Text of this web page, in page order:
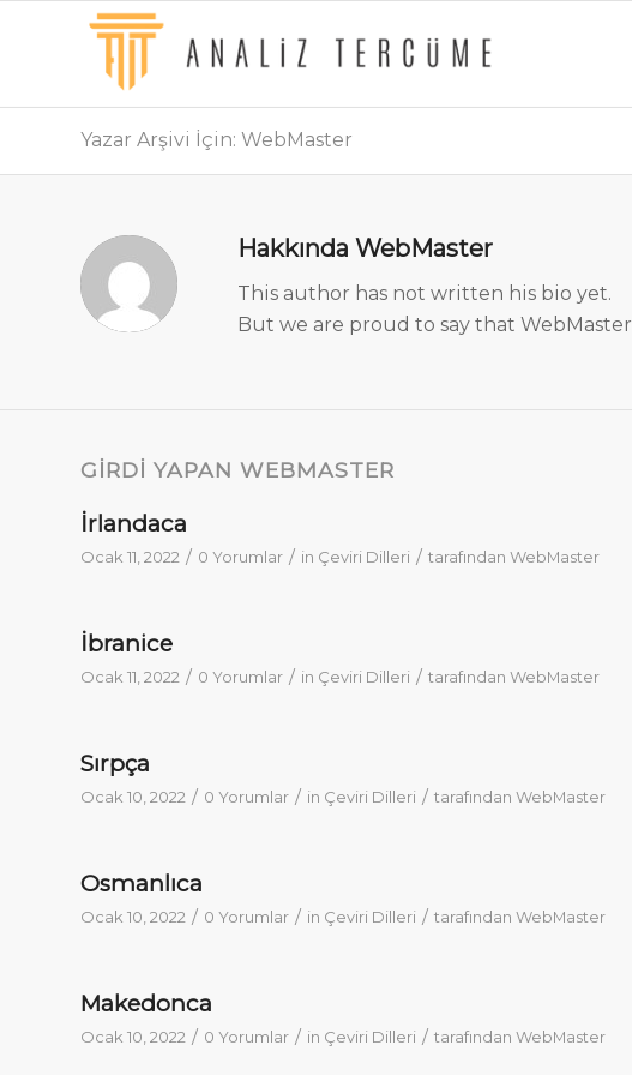
Yazar Arşivi İçin: WebMaster
Hakkında WebMaster
This author has not written his bio yet.
But we are proud to say that WebMaster
GIRDI YAPAN WEBMASTER
İrlandaca
Ocak 11, 2022 / 0 Yorumlar / in Çeviri Dilleri / tarafından WebMaster
İbranice
Ocak 11, 2022 / 0 Yorumlar / in Çeviri Dilleri / tarafından WebMaster
Sırpça
Ocak 10, 2022 / 0 Yorumlar / in Çeviri Dilleri / tarafından WebMaster
Osmanlıca
Ocak 10, 2022 / 0 Yorumlar / in Çeviri Dilleri / tarafından WebMaster
Makedonca
Ocak 10, 2022 / 0 Yorumlar / in Çeviri Dilleri / tarafından WebMaster